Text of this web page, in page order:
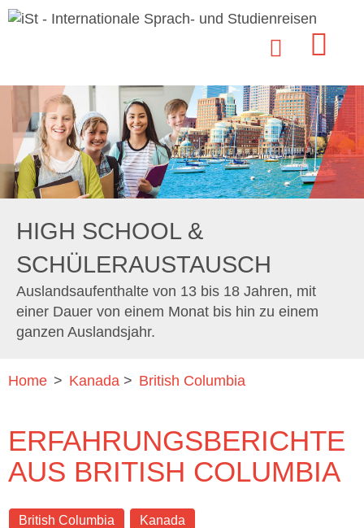
HIGH SCHOOL &
SCHÜLERAUSTAUSCH
Auslandsaufenthalte von 13 bis 18 Jahren, mit
einer Dauer von einem Monat bis hin zu einem
ganzen Auslandsjahr.
Home > Kanada > British Columbia
ERFAHRUNGSBERICHTE
AUS BRITISH COLUMBIA
British Columbia Kanada